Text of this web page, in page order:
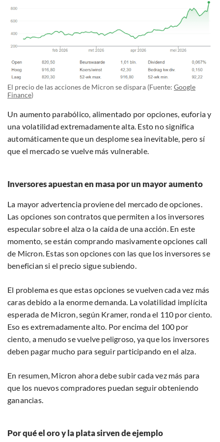
El precio de las acciones de Micron se dispara (Fuente: Google
Finance)
Un aumento parabólico, alimentado por opciones, euforia y
una volatilidad extremadamente alta. Esto no significa
automáticamente que un desplome sea inevitable, pero sí
que el mercado se vuelve más vulnerable.
Inversores apuestan en masa por un mayor aumento
La mayor advertencia proviene del mercado de opciones.
Las opciones son contratos que permiten a los inversores
especular sobre el alza o la caída de una acción. En este
momento, se están comprando masivamente opciones call
de Micron. Estas son opciones con las que los inversores se
benefician si el precio sigue subiendo.
El problema es que estas opciones se vuelven cada vez más
caras debido a la enorme demanda. La volatilidad implícita
esperada de Micron, según Kramer, ronda el 110 por ciento.
Eso es extremadamente alto. Por encima del 100 por
ciento, a menudo se vuelve peligroso, ya que los inversores
deben pagar mucho para seguir participando en el alza.
En resumen, Micron ahora debe subir cada vez más para
que los nuevos compradores puedan seguir obteniendo
ganancias.
Por qué el oro y la plata sirven de ejemplo